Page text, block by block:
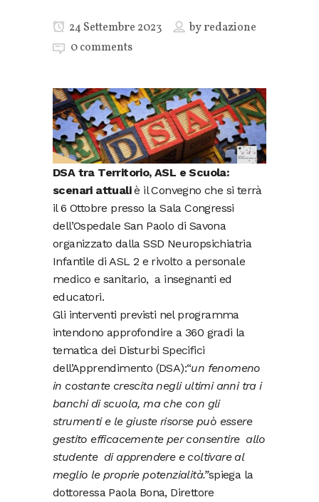
24 Settembre 2023 byredazione
0 comments
DSA tra Territorio, ASL e Scuola:
scenari attualiè il Convegno che si terrà
il 6 Ottobre presso la Sala Congressi
dell’Ospedale San Paolo di Savona
organizzato dalla SSD Neuropsichiatria
Infantile di ASL 2 e rivolto a personale
medico e sanitario, a insegnanti ed
educatori.
Gli interventi previsti nel programma
intendono approfondire a 360 gradi la
tematica dei Disturbi Specifici
dell’Apprendimento (DSA):“un fenomeno
in costante crescita negli ultimi anni tra i
banchi di scuola, ma che con gli
strumenti e le giuste risorse può essere
gestito efficacemente per consentire allo
studente di apprendere e coltivare al
meglio le proprie potenzialità.”spiega la
dottoressa Paola Bona, Direttore